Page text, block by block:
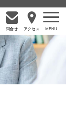
問合せ アクセス